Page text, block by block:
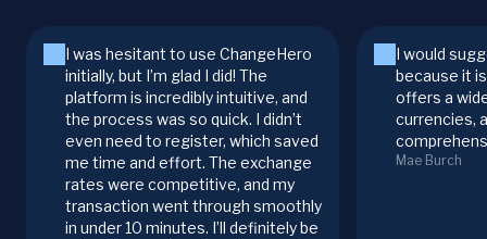
I was hesitant to use ChangeHero
initially, but I’m glad I did! The
platform is incredibly intuitive, and
the process was so quick. I didn’t
even need to register, which saved
me time and effort. The exchange
rates were competitive, and my
transaction went through smoothly
in under 10 minutes. I’ll definitely be
I would
because it
offers a
currencies,
Mae Burch